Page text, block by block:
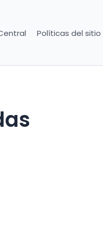
Políticas del sitio